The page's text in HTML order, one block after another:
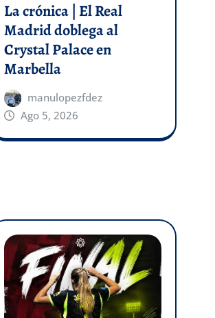
La crónica | El Real
Madrid doblega al
Crystal Palace en
Marbella
manulopezfdez
Ago 5, 2026